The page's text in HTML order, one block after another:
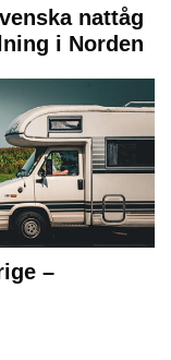
nattåg
i Norden
–